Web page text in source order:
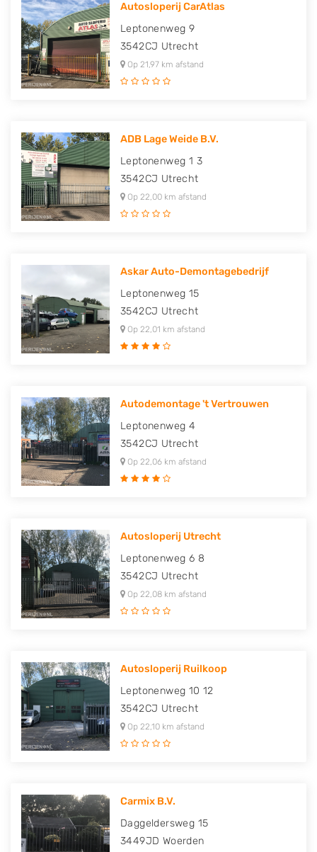
Autosloperij CarAtlas
Leptonenweg 9
3542CJ Utrecht
Op 21,97 km afstand
ADB Lage Weide B.V.
Leptonenweg 1 3
3542CJ Utrecht
Op 22,00 km afstand
Askar Auto-Demontagebedrijf
Leptonenweg 15
3542CJ Utrecht
Op 22,01 km afstand
Autodemontage 't Vertrouwen
Leptonenweg 4
3542CJ Utrecht
Op 22,06 km afstand
Autosloperij Utrecht
Leptonenweg 6 8
3542CJ Utrecht
Op 22,08 km afstand
Autosloperij Ruilkoop
Leptonenweg 10 12
3542CJ Utrecht
Op 22,10 km afstand
Carmix B.V.
Daggeldersweg 15
3449JD Woerden